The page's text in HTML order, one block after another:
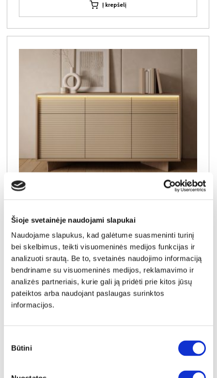
Šioje svetainėje naudojami slapukai
Naudojame slapukus, kad galėtume suasmeninti turinį
bei skelbimus, teikti visuomeninės medijos funkcijas ir
analizuoti srautą. Be to, svetainės naudojimo informaciją
bendriname su visuomeninės medijos, reklamavimo ir
analizės partneriais, kurie gali ją pridėti prie kitos jūsų
pateiktos arba naudojant paslaugas surinktos
informacijos.
pasirinkimas
Būtini
Į krepšelį
NAUJIENA
Kaina:
319€
Į krepšelį